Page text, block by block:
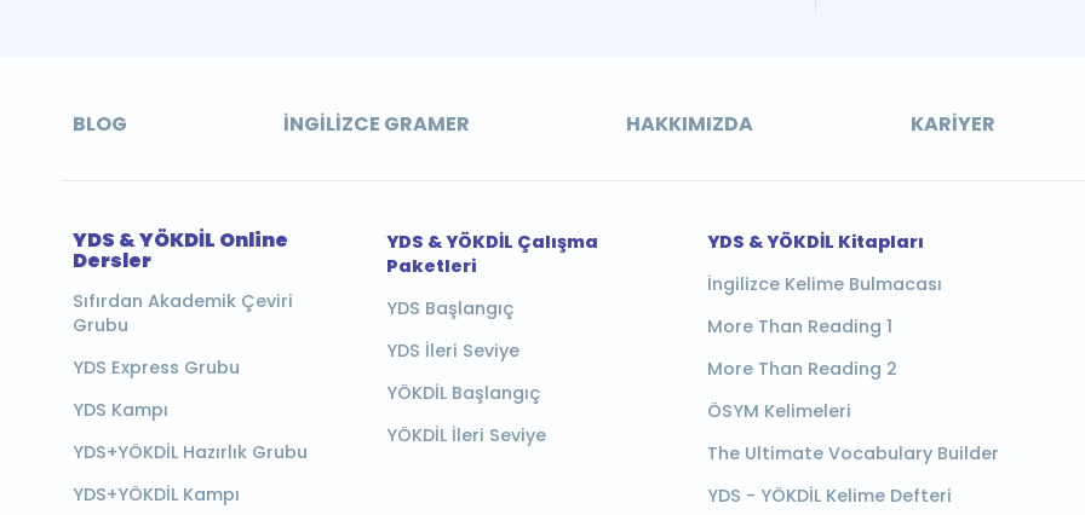
BLOG İNGILIZCE GRAMER HAKKIMIZDA KARIYER
YDS & YÖKDİL Online
Dersler
Sıfırdan Akademik Çeviri
Grubu
YDS Express Grubu
YDS Kampı
YDS+YÖKDİL Hazırlık Grubu
YDS+YÖKDİL Kampı
YDS & YÖKDİL Çalışma
Paketleri
YDS Başlangıç
YDS İleri Seviye
YÖKDİL Başlangıç
YÖKDİL İleri Seviye
YDS & YÖKDİL Kitapları
İngilizce Kelime Bulmacası
More Than Reading 1
More Than Reading 2
ÖSYM Kelimeleri
The Ultimate Vocabulary Builder
YDS - YÖKDİL Kelime Defteri